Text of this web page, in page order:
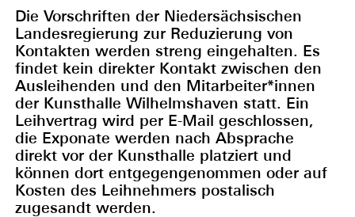
Die Vorschriften der Niedersächsischen
Landesregierung zur Reduzierung von
Kontakten werden streng eingehalten. Es
findet kein direkter Kontakt zwischen den
Ausleihenden und den Mitarbeiter*innen
der Kunsthalle Wilhelmshaven statt. Ein
Leihvertrag wird per E-Mail geschlossen,
die Exponate werden nach Absprache
direkt vor der Kunsthalle platziert und
können dort entgegengenommen oder auf
Kosten des Leihnehmers postalisch
zugesandt werden.